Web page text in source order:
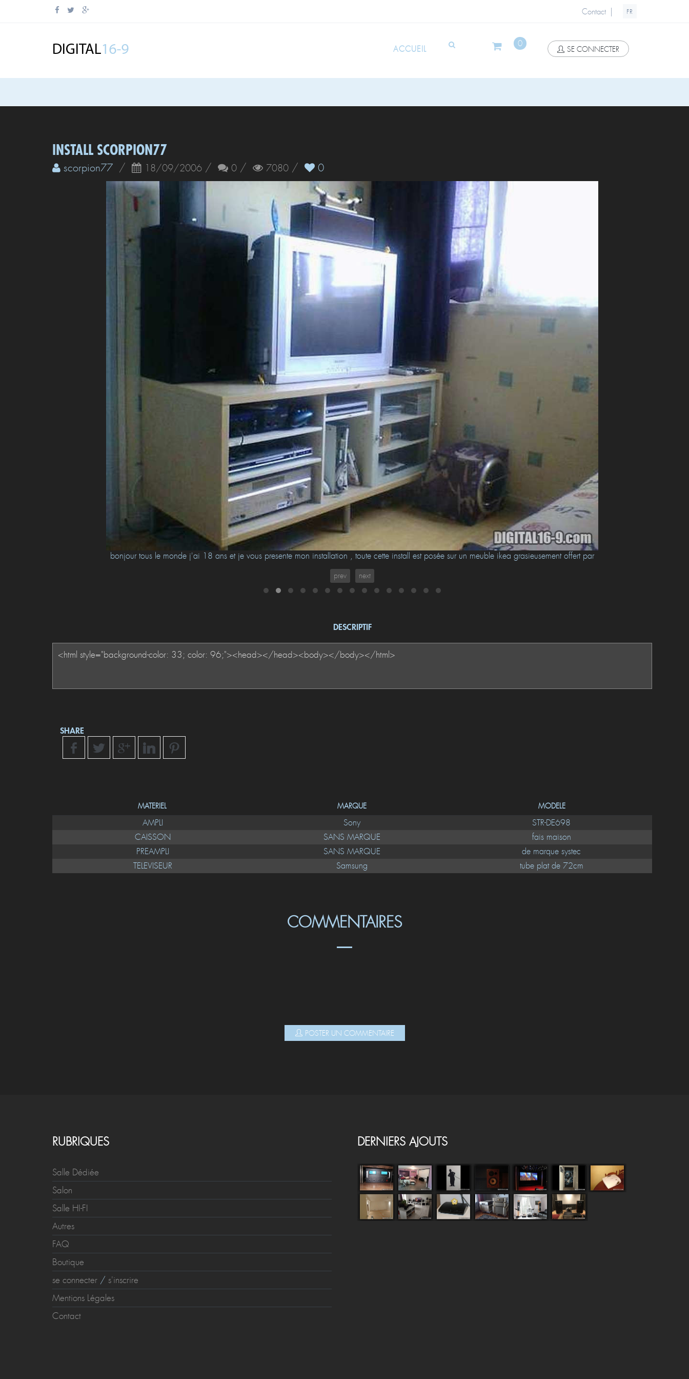
Contact | FR
ACCUEIL
0
SE CONNECTER
INSTALL SCORPION77
scorpion77 / 18/09/2006 / 0 / 7080 / 0
bonjour tous le monde j'ai 18 ans et je vous presente mon installation , toute cette install est posée sur un meuble ikea grasieusement offert par
mon oncle pour mon anniversaire . bonne visite
prev next
SHARE
MATERIEL MARQUE MODELE
AMPLI Sony
STR-DE698
CAISSON
SANS MARQUE
fais maison
PREAMPLI
SANS MARQUE
de marque systec
COMMENTAIRES
Salle Dédiée
Salon
Salle HI-FI
Autres
FAQ
Boutique
se connecter/s'inscrire
Mentions Légales